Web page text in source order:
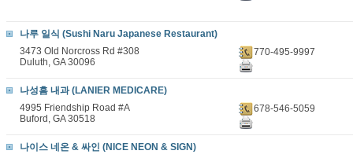
나루 일식 (Sushi Naru Japanese Restaurant)
3473 Old Norcross Rd #308
Duluth, GA 30096
770-495-9997
나성흠 내과 (LANIER MEDICARE)
4995 Friendship Road #A
Buford, GA 30518
678-546-5059
나이스 네온 & 싸인 (NICE NEON & SIGN)